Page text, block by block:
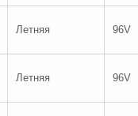
Летняя 96V
Летняя 96V